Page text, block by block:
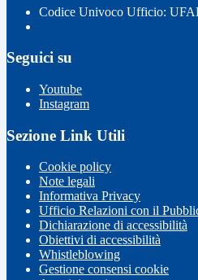
Codice Univoco Ufficio:
Seguici su
Youtube
Instagram
Sezione Link Utili
Cookie policy
Note legali
Informativa Privacy
Ufficio Relazioni con il
Dichiarazione di accessibilità
Obiettivi di accessibilità
Whistleblowing
Gestione consensi cookie